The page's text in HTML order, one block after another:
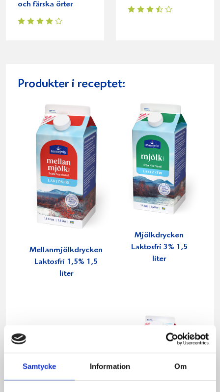
Samtycke Information Om
och färska örter
Produkter i receptet:
Mellanmjölkdrycken
Laktosfri 1,5% 1,5
liter
Mjölkdrycken
Laktosfri 3% 1,5
liter